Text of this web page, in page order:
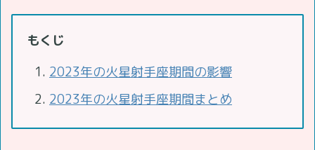
もくじ
2023年の火星射手座期間の影響
2023年の火星射手座期間まとめ